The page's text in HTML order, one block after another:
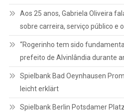
Aos 25 anos, Gabriela Oliveira
sobre carreira, serviço público e
“Rogerinho tem sido
prefeito de Alvinlândia durante
Spielbank Bad Oeynhausen
leicht erklärt
Spielbank Berlin Potsdamer